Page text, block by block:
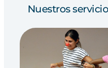
Nuestros